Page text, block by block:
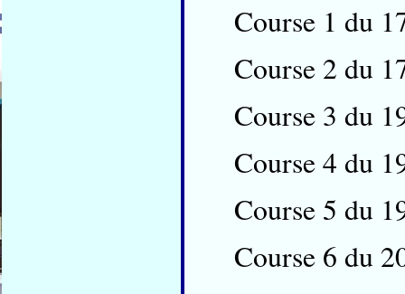
Course 1 du
Course 2 du
Course 3 du
Course 4 du
Course 5 du
Course 6 du